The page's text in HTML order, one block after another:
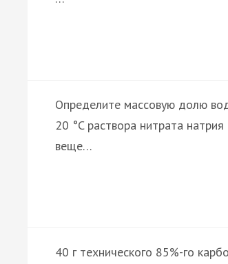
Определите массовую долю
20 °C раствора нитрата
веще…
40 г технического 85%-го